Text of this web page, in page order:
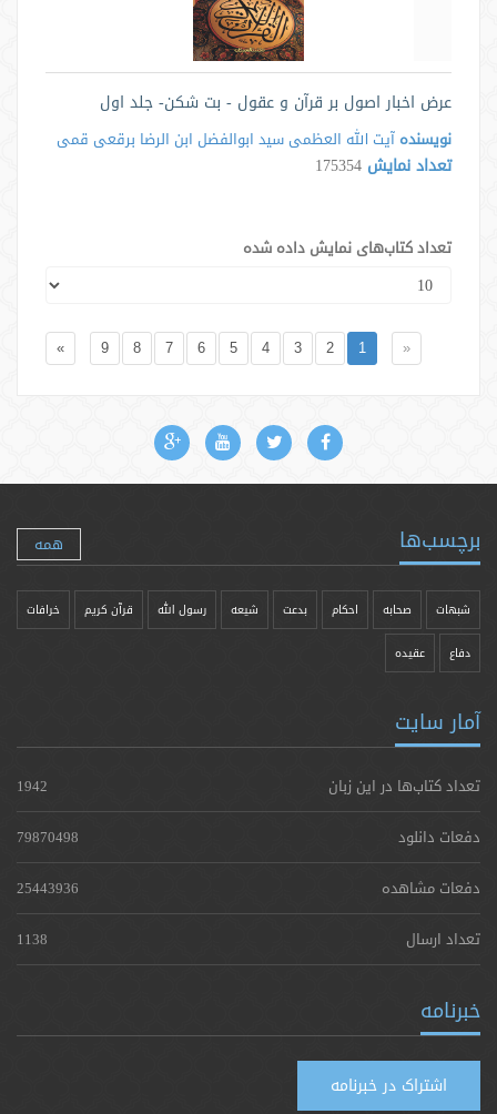
عرض اخبار اصول بر قرآن و عقول - بت شکن- جلد اول
نویسنده آیت الله العظمی سید ابوالفضل ابن الرضا برقعی قمی
تعداد نمایش 175354
تعداد کتاب‌های نمایش داده شده
«
1
2
3
4
5
6
7
8
9
»
برچسب‌ها همه
شبهات صحابه احکام بدعت شیعه رسول الله قرآن کریم خرافات
دفاع عقیده
آمار سایت
تعداد کتاب‌ها در این زبان
1942
دفعات دانلود
79870498
دفعات مشاهده
25443936
تعداد ارسال
1138
خبرنامه
اشتراک در خبرنامه